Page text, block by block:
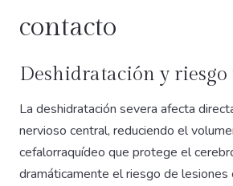
contacto
Deshidratación y
La deshidratación severa afecta
nervioso central, reduciendo el
cefalorraquídeo que protege el
dramáticamente el riesgo de lesiones